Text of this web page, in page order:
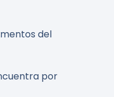
del
por